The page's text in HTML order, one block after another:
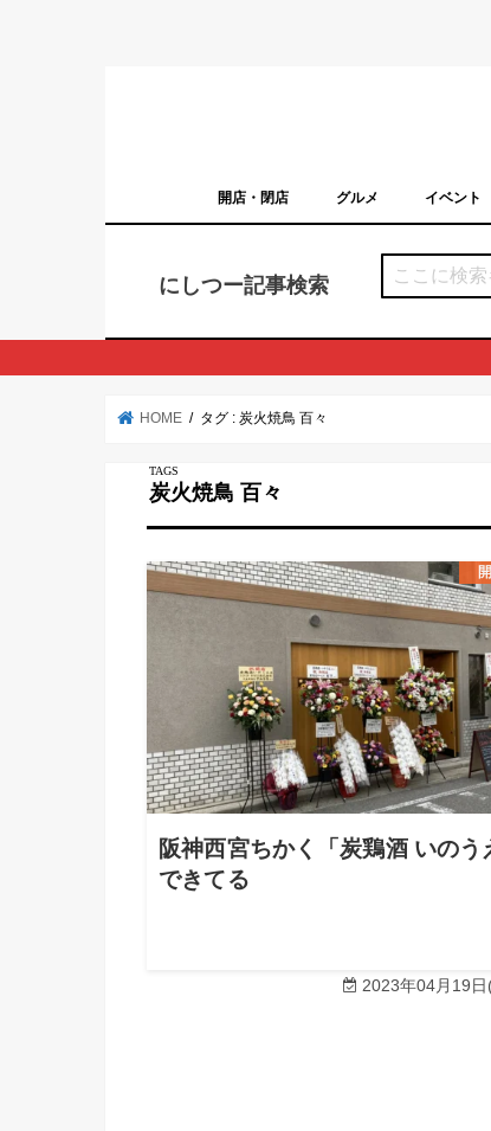
開店・閉店 グルメ イベント
にしつー記事検索
HOME タグ : 炭火焼鳥 百々
炭火焼鳥 百々
阪神西宮ちかく「炭鶏酒 いのう
できてる
2023年04月19